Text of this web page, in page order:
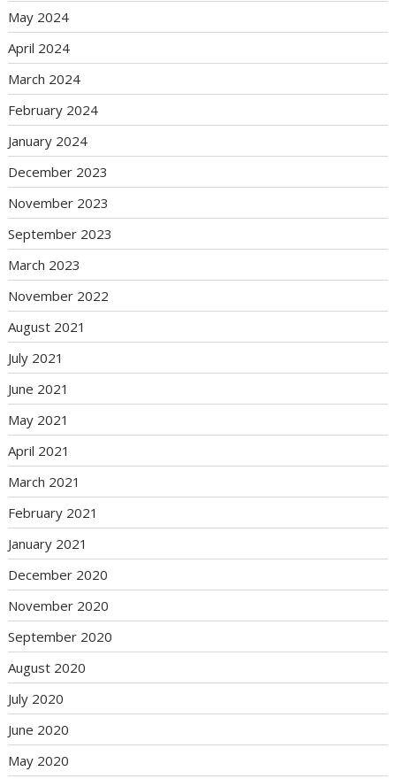
May 2024
April 2024
March 2024
February 2024
January 2024
December 2023
November 2023
September 2023
March 2023
November 2022
August 2021
July 2021
June 2021
May 2021
April 2021
March 2021
February 2021
January 2021
December 2020
November 2020
September 2020
August 2020
July 2020
June 2020
May 2020